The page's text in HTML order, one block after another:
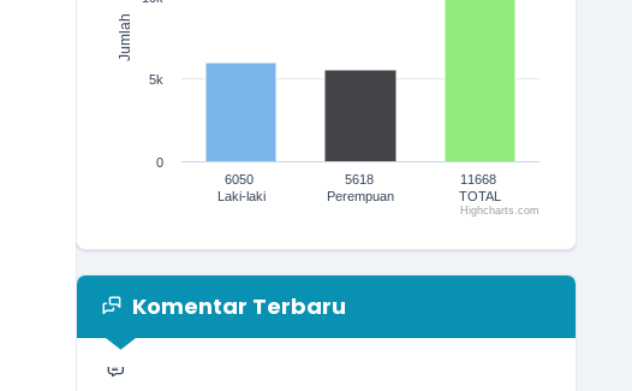
Jumlah
6050
Laki-laki
5618
Perempuan
11668
TOTAL
0
5k
Highcharts.com
Komentar Terbaru
10 Agustus 2024 07:25:15
embentukan Forum Pendidikan Anak Usia Dini
Yth Pengguna Tema DeNatra Kami dari
https://temaopensid.com Mohon...selengkapnya
16 November 2022 05:04:12